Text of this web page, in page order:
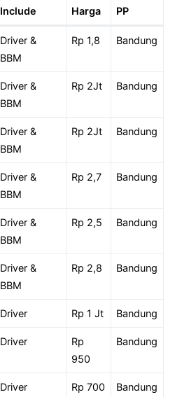
Include Harga PP
Driver &
BBM
Rp 1,8 Bandung
Driver &
BBM
Rp 2Jt Bandung
Driver &
BBM
Rp 2Jt Bandung
Driver &
BBM
Rp 2,7 Bandung
Driver &
BBM
Rp 2,5 Bandung
Driver &
BBM
Rp 2,8 Bandung
Driver Rp 1 Jt Bandung
Driver
Rp
950
Bandung
Driver Rp 700 Bandung